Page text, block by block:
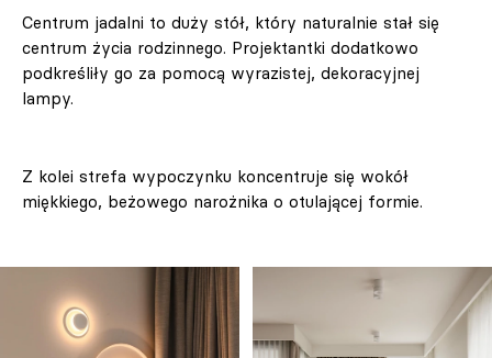
Centrum jadalni to duży stół, który naturalnie stał się
centrum życia rodzinnego. Projektantki dodatkowo
podkreśliły go za pomocą wyrazistej, dekoracyjnej
lampy.
Z kolei strefa wypoczynku koncentruje się wokół
miękkiego, beżowego narożnika o otulającej formie.